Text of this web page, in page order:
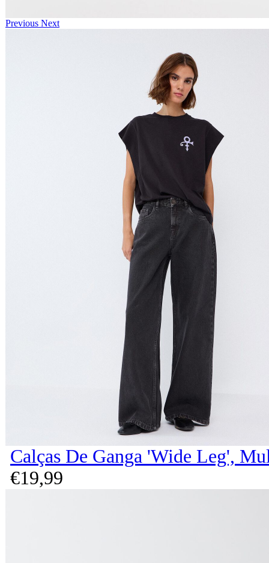
Previous Next
Calças De Ganga 'Wide Leg',
€19,99